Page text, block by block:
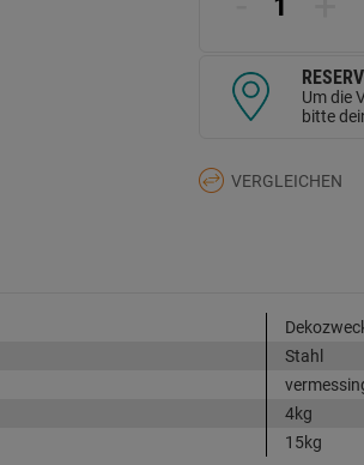
Um die
bitte
VERGLEICHEN
Stahl
4kg
15kg